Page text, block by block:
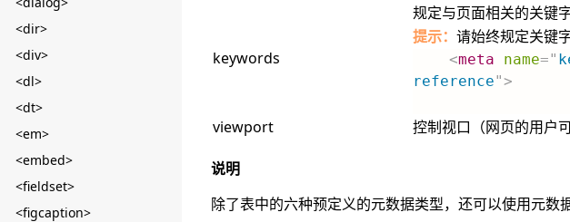
<dir>
<div>
<dl>
<dt>
<em>
<embed>
<fieldset>
<figcaption>
keywords
规定与页面相关的关键
提示： 请始终规定关键
<meta name="
reference">
viewport 控制视口（网页的用户
说明
除了表中的六种预定义的元数据类型，还可以使用元数